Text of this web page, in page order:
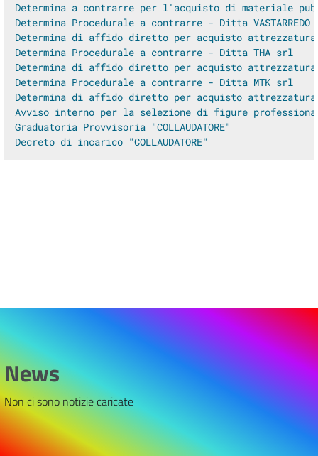
Determina a contrarre per l'acquisto di materiale
Determina Procedurale a contrarre - Ditta
Determina di affido diretto per acquisto attrezzatura
Determina Procedurale a contrarre - Ditta THA srl
Determina di affido diretto per acquisto
Determina Procedurale a contrarre - Ditta MTK srl
Determina di affido diretto per acquisto
Avviso interno per la selezione di figure professionali
Graduatoria Provvisoria "COLLAUDATORE"
Decreto di incarico "COLLAUDATORE"
News
Non ci sono notizie caricate